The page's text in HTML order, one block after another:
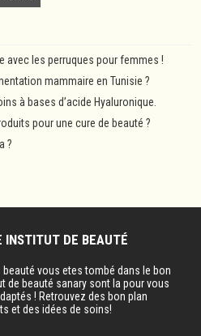
avec les perruques pour femmes !
mammaire en Tunisie ?
à bases d’acide Hyaluronique.
pour une cure de beauté ?
?
INSTITUT DE BEAUTÉ
vous etes tombé dans le bon
de beauté sanary sont la pour vous
! Retrouvez des bon plan
et des idées de soins!